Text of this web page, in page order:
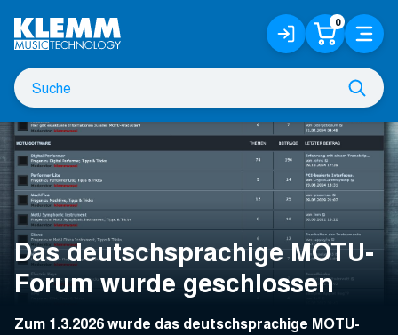
Hauptinhalt
Suche
nach
Anmelden
/
Registrieren
0 Menü
Das deutschsprachige MOTU-
Forum wurde geschlossen
Zum 1.3.2026 wurde das deutschsprachige MOTU-